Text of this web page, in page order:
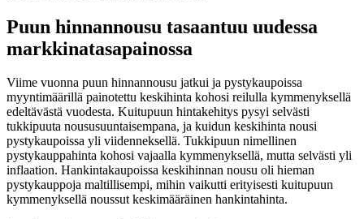
Puun hinnannousu tasaantuu uudessa
markkinatasapainossa
Viime vuonna puun hinnannousu jatkui ja pystykaupoissa
myyntimäärillä painotettu keskihinta kohosi reilulla kymmenyksellä
edeltävästä vuodesta. Kuitupuun hintakehitys pysyi selvästi
tukkipuuta noususuuntaisempana, ja kuidun keskihinta nousi
pystykaupoissa yli viidenneksellä. Tukkipuun nimellinen
pystykauppahinta kohosi vajaalla kymmenyksellä, mutta selvästi yli
inflaation. Hankintakaupoissa keskihinnan nousu oli hieman
pystykauppoja maltillisempi, mihin vaikutti erityisesti kuitupuun
kymmenyksellä noussut keskimääräinen hankintahinta.